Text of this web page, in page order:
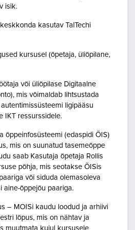
isik.
kasutav TalTechi
kursusel (õpetaja, üliõpilane,
või üliõpilase Digitaalne
mis võimaldab lihtsustada
ligipääsu
IKT ressurssidele.
õppeinfosüsteemi (edaspidi ÕIS)
mis on suunatud tasemeõppe
saab Kasutaja õpetaja Rollis
põhja, mis seotakse ÕISis
või siduda olemasoleva
aine-õppejõu paariga.
– MOISi kaudu loodud ja arhiivi
lõpus, mis on nähtav ja
muutmata kujul kursusele